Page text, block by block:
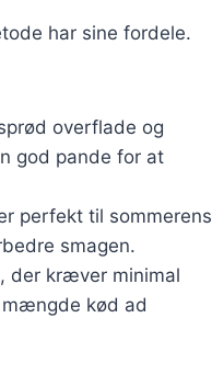
har sine fordele.
overflade og
god pande for at
perfekt til sommerens
smagen.
der kræver minimal
mængde kød ad